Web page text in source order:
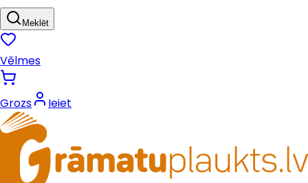
Meklēt
Vēlmes
Grozs Ieiet